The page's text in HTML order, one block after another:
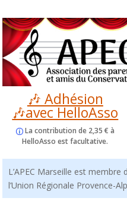
🎶 Adhésion
🎶avec HelloAsso
La contribution de 2,35 € à
HelloAsso est facultative.
L’APEC Marseille est membre
l’Union Régionale Provence-